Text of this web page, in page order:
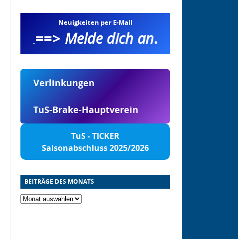
Neuigkeiten per E-Mail
.==> Melde dich an.
Verlinkungen
TuS-Brake-Hauptverein
TuS - TICKER
Saisonabschluss 2025/2026
BEITRÄGE DES MONATS